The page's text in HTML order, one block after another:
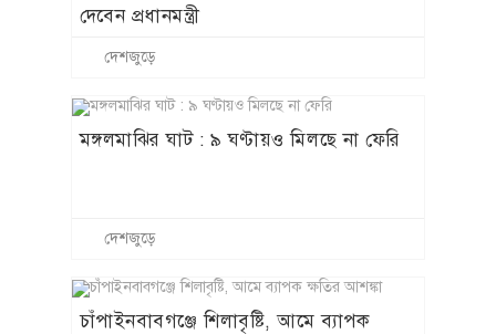
দেবেন প্রধানমন্ত্রী
দেশজুড়ে
মঙ্গলমাঝির ঘাট : ৯ ঘণ্টায়ও মিলছে না ফেরি
দেশজুড়ে
চাঁপাইনবাবগঞ্জে শিলাবৃষ্টি, আমে ব্যাপক